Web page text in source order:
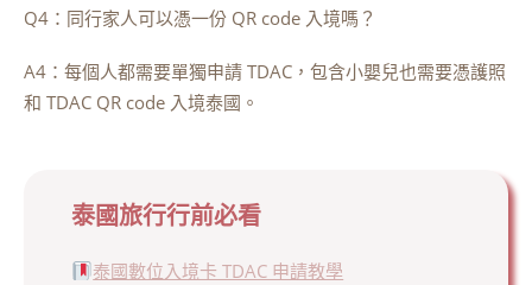
Q4：同行家人可以憑一份 QR code 入境嗎？
A4：每個人都需要單獨申請 TDAC，包含小嬰兒也需要憑護照
和 TDAC QR code 入境泰國。
泰國旅行行前必看
泰國數位入境卡 TDAC 申請教學